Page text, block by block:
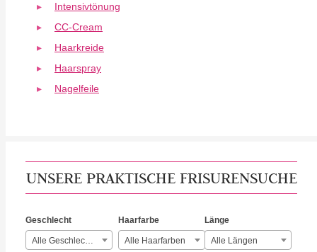
Intensivtönung
CC-Cream
Haarkreide
Haarspray
Nagelfeile
UNSERE PRAKTISCHE FRISURENSUCHE
Geschlecht
Alle Geschlechter
Haarfarbe
Alle Haarfarben
Länge
Alle Längen